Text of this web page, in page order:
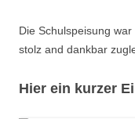
Die Schulspeisung
stolz and dankbar
Hier ein kurzer